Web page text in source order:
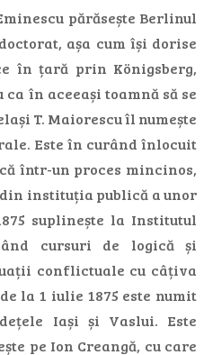
părăsește Berlinul
așa cum își dorise
în țară prin Königsberg,
în aceeași toamnă să se
T. Maiorescu îl numește
Este în curând înlocuit
într-un proces mincinos,
instituția publică a unor
suplinește la Institutul
cursuri de logică și
conflictuale cu câțiva
la 1 iulie 1875 este numit
Iași și Vaslui. Este
pe Ion Creangă, cu care